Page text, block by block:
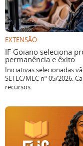
EXTENSÃO
IF Goiano seleciona
permanência e êxito
Iniciativas selecionadas
SETEC/MEC nº 05/2026.
recursos.